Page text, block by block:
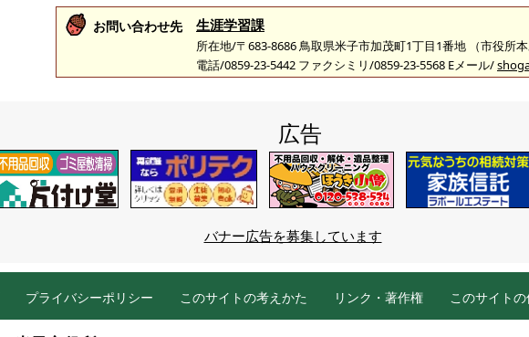
お問い合わせ先 生涯学習課
所在地/〒683-8686 鳥取県米子市加茂町1丁目1番地 （市役所本
電話/0859-23-5442 ファクシミリ/0859-23-5568 Eメール/
広告
バナー広告を募集しています
プライバシーポリシー このサイトの考えかた リンク・著作権 このサイト